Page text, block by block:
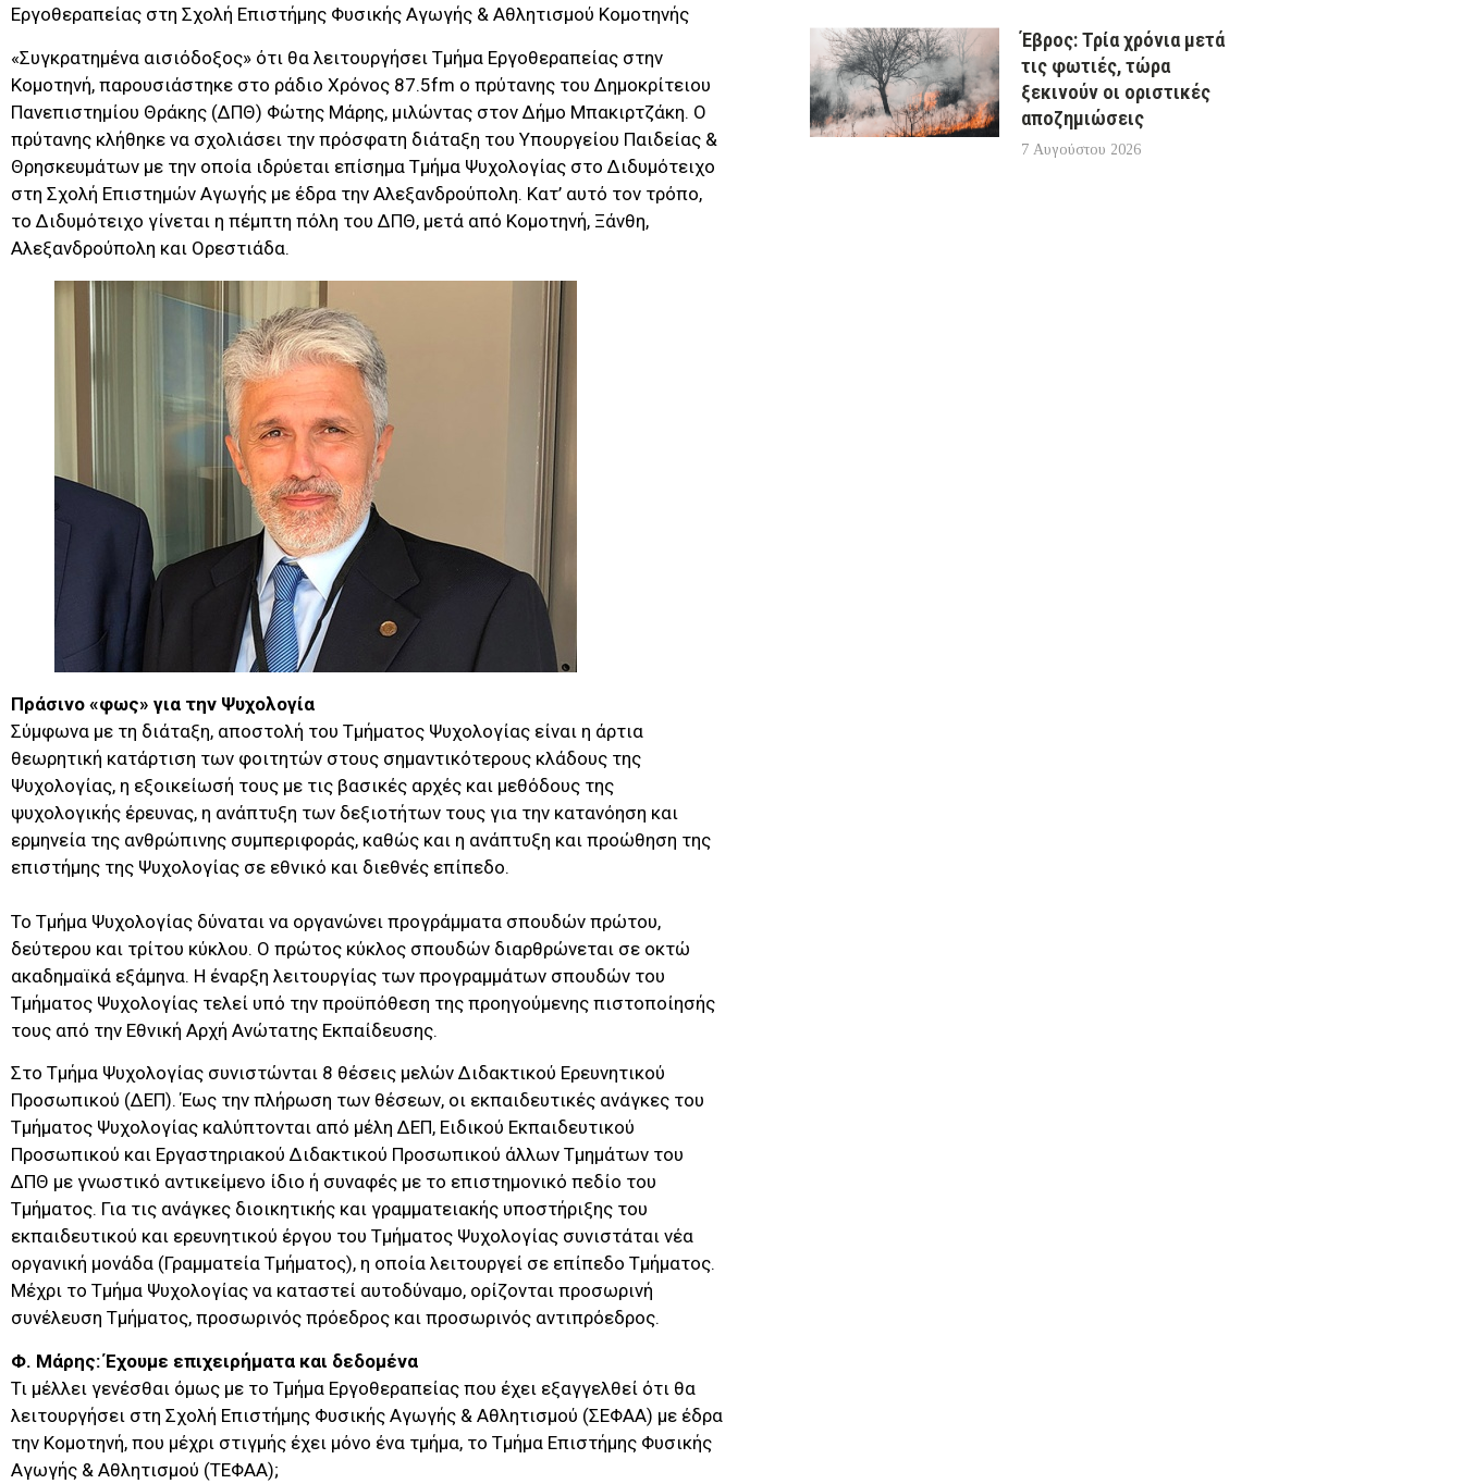
Εργοθεραπείας στη Σχολή Επιστήμης Φυσικής Αγωγής & Αθλητισμού Κομοτηνής
«Συγκρατημένα αισιόδοξος» ότι θα λειτουργήσει Τμήμα Εργοθεραπείας στην
Κομοτηνή, παρουσιάστηκε στο ράδιο Χρόνος 87.5fm ο πρύτανης του Δημοκρίτειου
Πανεπιστημίου Θράκης (ΔΠΘ) Φώτης Μάρης, μιλώντας στον Δήμο Μπακιρτζάκη. Ο
πρύτανης κλήθηκε να σχολιάσει την πρόσφατη διάταξη του Υπουργείου Παιδείας &
Θρησκευμάτων με την οποία ιδρύεται επίσημα Τμήμα Ψυχολογίας στο Διδυμότειχο
στη Σχολή Επιστημών Αγωγής με έδρα την Αλεξανδρούπολη. Κατ’ αυτό τον τρόπο,
το Διδυμότειχο γίνεται η πέμπτη πόλη του ΔΠΘ, μετά από Κομοτηνή, Ξάνθη,
Αλεξανδρούπολη και Ορεστιάδα.
Πράσινο «φως» για την Ψυχολογία
Σύμφωνα με τη διάταξη, αποστολή του Τμήματος Ψυχολογίας είναι η άρτια
θεωρητική κατάρτιση των φοιτητών στους σημαντικότερους κλάδους της
Ψυχολογίας, η εξοικείωσή τους με τις βασικές αρχές και μεθόδους της
ψυχολογικής έρευνας, η ανάπτυξη των δεξιοτήτων τους για την κατανόηση και
ερμηνεία της ανθρώπινης συμπεριφοράς, καθώς και η ανάπτυξη και προώθηση της
επιστήμης της Ψυχολογίας σε εθνικό και διεθνές επίπεδο.
Το Τμήμα Ψυχολογίας δύναται να οργανώνει προγράμματα σπουδών πρώτου,
δεύτερου και τρίτου κύκλου. Ο πρώτος κύκλος σπουδών διαρθρώνεται σε οκτώ
ακαδημαϊκά εξάμηνα. Η έναρξη λειτουργίας των προγραμμάτων σπουδών του
Τμήματος Ψυχολογίας τελεί υπό την προϋπόθεση της προηγούμενης πιστοποίησής
τους από την Εθνική Αρχή Ανώτατης Εκπαίδευσης.
Στο Τμήμα Ψυχολογίας συνιστώνται 8 θέσεις μελών Διδακτικού Ερευνητικού
Προσωπικού (ΔΕΠ). Έως την πλήρωση των θέσεων, οι εκπαιδευτικές ανάγκες του
Τμήματος Ψυχολογίας καλύπτονται από μέλη ΔΕΠ, Ειδικού Εκπαιδευτικού
Προσωπικού και Εργαστηριακού Διδακτικού Προσωπικού άλλων Τμημάτων του
ΔΠΘ με γνωστικό αντικείμενο ίδιο ή συναφές με το επιστημονικό πεδίο του
Τμήματος. Για τις ανάγκες διοικητικής και γραμματειακής υποστήριξης του
εκπαιδευτικού και ερευνητικού έργου του Τμήματος Ψυχολογίας συνιστάται νέα
οργανική μονάδα (Γραμματεία Τμήματος), η οποία λειτουργεί σε επίπεδο Τμήματος.
Μέχρι το Τμήμα Ψυχολογίας να καταστεί αυτοδύναμο, ορίζονται προσωρινή
συνέλευση Τμήματος, προσωρινός πρόεδρος και προσωρινός αντιπρόεδρος.
Φ. Μάρης: Έχουμε επιχειρήματα και δεδομένα
Τι μέλλει γενέσθαι όμως με το Τμήμα Εργοθεραπείας που έχει εξαγγελθεί ότι θα
λειτουργήσει στη Σχολή Επιστήμης Φυσικής Αγωγής & Αθλητισμού (ΣΕΦΑΑ) με έδρα
την Κομοτηνή, που μέχρι στιγμής έχει μόνο ένα τμήμα, το Τμήμα Επιστήμης Φυσικής
Αγωγής & Αθλητισμού (ΤΕΦΑΑ);
Έβρος: Τρία χρόνια μετά
τις φωτιές, τώρα
ξεκινούν οι οριστικές
αποζημιώσεις
7 Αυγούστου 2026